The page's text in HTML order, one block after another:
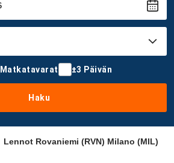
Matkatavarat ±3 Päivän
Haku
Lennot Rovaniemi (RVN) Milano (MIL)